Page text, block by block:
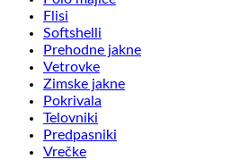
Flisi
Softshelli
Prehodne jakne
Vetrovke
Zimske jakne
Pokrivala
Telovniki
Predpasniki
Vrečke